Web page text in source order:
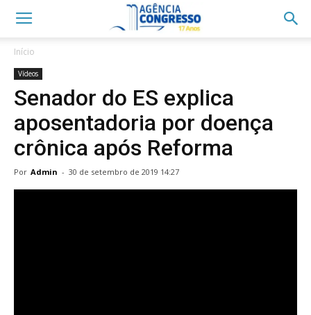
Início
Vídeos
Senador do ES explica
aposentadoria por doença
crônica após Reforma
Por Admin - 30 de setembro de 2019 14:27